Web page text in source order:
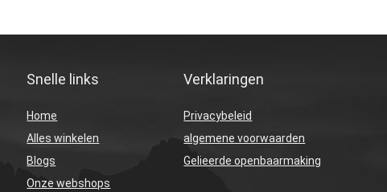
Snelle links
Home
Alles winkelen
Blogs
Onze webshops
Verklaringen
Privacybeleid
algemene voorwaarden
Gelieerde openbaarmaking